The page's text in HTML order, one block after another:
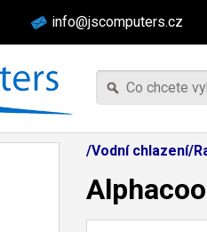
info@jscomputers.cz
/Vodní chlazení/